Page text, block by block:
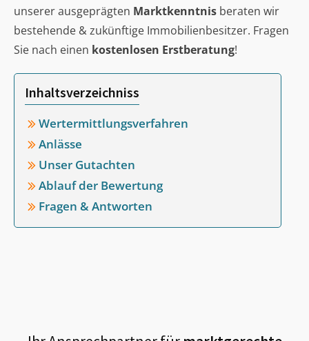
unserer ausgeprägten Marktkenntnis beraten wir
bestehende & zukünftige Immobilienbesitzer. Fragen
Sie nach einen kostenlosen Erstberatung!
Inhaltsverzeichniss
Wertermittlungsverfahren
Anlässe
Unser Gutachten
Ablauf der Bewertung
Fragen & Antworten